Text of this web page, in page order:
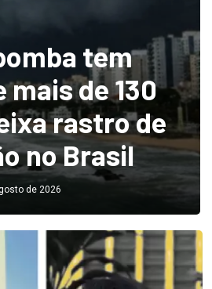
tem
mais de 130
rastro de
no Brasil
de 2026